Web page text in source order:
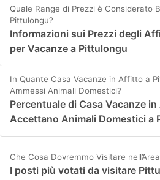
Quale Range di Prezzi è Considerato
Pittulongu?
Informazioni sui Prezzi degli
per Vacanze a Pittulongu
In Quante Casa Vacanze in Affitto a
Ammessi Animali Domestici?
Percentuale di Casa Vacanze
Accettano Animali Domestici a
Che Cosa Dovremmo Visitare
I posti più votati da visitare